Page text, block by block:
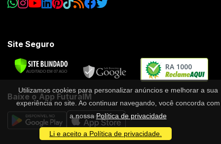
Site Seguro
RA 1000
Baixe o App FuturaIM
Utilizamos cookies para personalizar anúncios e melhorar a sua
experiência no site. Ao continuar navegando, você concorda com
a nossaPolítica de privacidade
Li e aceito a Política de privacidade.